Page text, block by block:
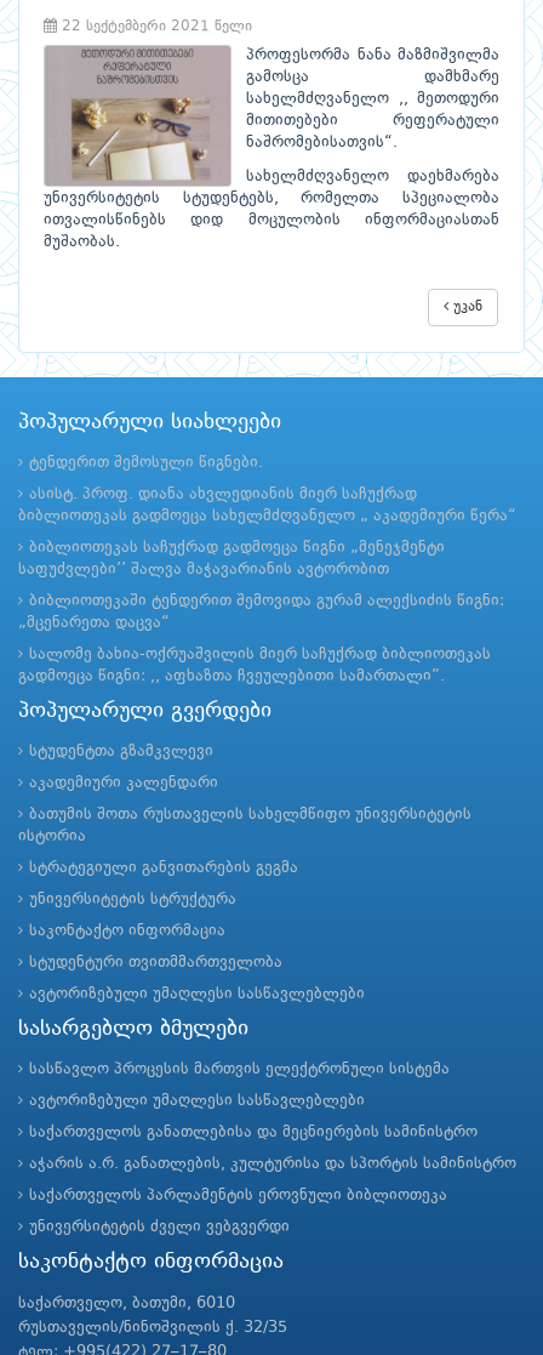
22 სექტემბერი 2021 წელი
პროფესორმა ნანა მაზმიშვილმა
გამოსცა დამხმარე
სახელმძღვანელო ,, მეთოდური
მითითებები რეფერატული
ნაშრომებისათვის“.
სახელმძღვანელო დაეხმარება
უნივერსიტეტის სტუდენტებს, რომელთა სპეციალობა
ითვალისწინებს დიდ მოცულობის ინფორმაციასთან
მუშაობას.
უკან
პოპულარული სიახლეები
ტენდერით შემოსული წიგნები.
ასისტ. პროფ. დიანა ახვლედიანის მიერ საჩუქრად
ბიბლიოთეკას გადმოეცა სახელმძღვანელო „ აკადემიური წერა“
ბიბლიოთეკას საჩუქრად გადმოეცა წიგნი „მენეჯმენტი
საფუძვლები’’ შალვა მაჭავარიანის ავტორობით
ბიბლიოთეკაში ტენდერით შემოვიდა გურამ ალექსიძის წიგნი:
„მცენარეთა დაცვა“
სალომე ბახია-ოქრუაშვილის მიერ საჩუქრად ბიბლიოთეკას
გადმოეცა წიგნი: ,, აფხაზთა ჩვეულებითი სამართალი”.
პოპულარული გვერდები
სტუდენტთა გზამკვლევი
აკადემიური კალენდარი
ბათუმის შოთა რუსთაველის სახელმწიფო უნივერსიტეტის
ისტორია
სტრატეგიული განვითარების გეგმა
უნივერსიტეტის სტრუქტურა
საკონტაქტო ინფორმაცია
სტუდენტური თვითმმართველობა
ავტორიზებული უმაღლესი სასწავლებლები
სასარგებლო ბმულები
სასწავლო პროცესის მართვის ელექტრონული სისტემა
ავტორიზებული უმაღლესი სასწავლებლები
საქართველოს განათლებისა და მეცნიერების სამინისტრო
აჭარის ა.რ. განათლების, კულტურისა და სპორტის სამინისტრო
საქართველოს პარლამენტის ეროვნული ბიბლიოთეკა
უნივერსიტეტის ძველი ვებგვერდი
საკონტაქტო ინფორმაცია
საქართველო, ბათუმი, 6010
რუსთაველის/ნინოშვილის ქ. 32/35